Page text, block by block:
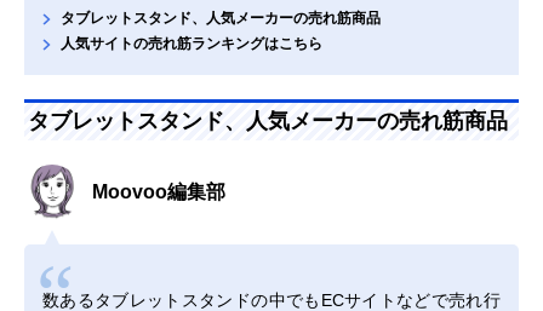
タブレットスタンド、人気メーカーの売れ筋商品
人気サイトの売れ筋ランキングはこちら
タブレットスタンド、人気メーカーの売れ筋商品
Moovoo編集部
数あるタブレットスタンドの中でもECサイトなどで売れ行